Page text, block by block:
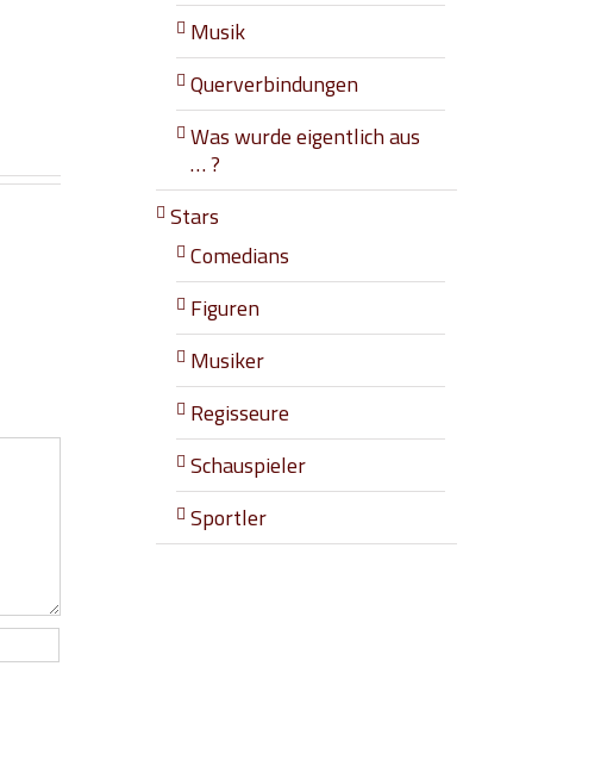
Musik
Querverbindungen
Was wurde eigentlich aus
… ?
Stars
Comedians
Figuren
Musiker
Regisseure
Schauspieler
Sportler